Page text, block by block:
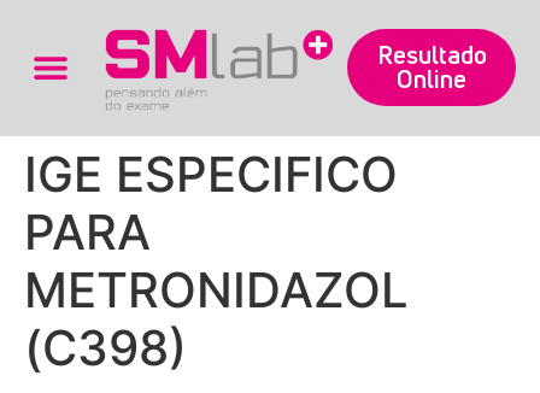
Resultado
Online
IGE ESPECIFICO
PARA
METRONIDAZOL
(C398)